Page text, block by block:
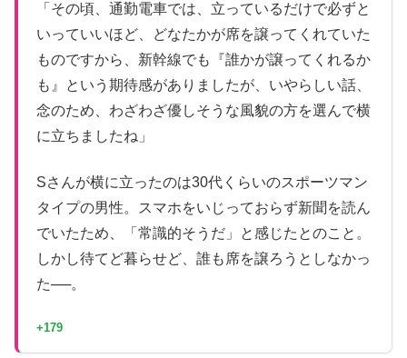
「その頃、通勤電車では、立っているだけで必ずと
いっていいほど、どなたかが席を譲ってくれていた
ものですから、新幹線でも『誰かが譲ってくれるか
も』という期待感がありましたが、いやらしい話、
念のため、わざわざ優しそうな風貌の方を選んで横
に立ちましたね」
Sさんが横に立ったのは30代くらいのスポーツマン
タイプの男性。スマホをいじっておらず新聞を読ん
でいたため、「常識的そうだ」と感じたとのこと。
しかし待てど暮らせど、誰も席を譲ろうとしなかっ
た──。
+179